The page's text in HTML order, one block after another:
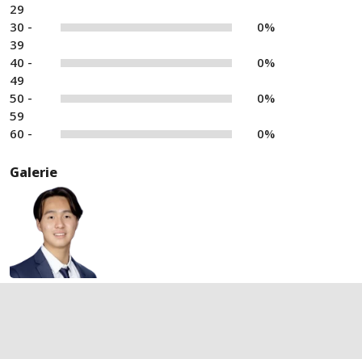
29
30 -
39
0%
40 -
49
0%
50 -
59
0%
60 - 0%
Galerie